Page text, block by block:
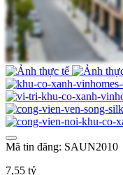
Mã tin đăng: SAUN2010
7,55 tỷ